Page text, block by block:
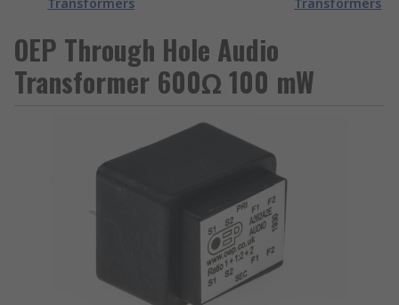
OEP Through Hole Audio
Transformer 600Ω 100 mW